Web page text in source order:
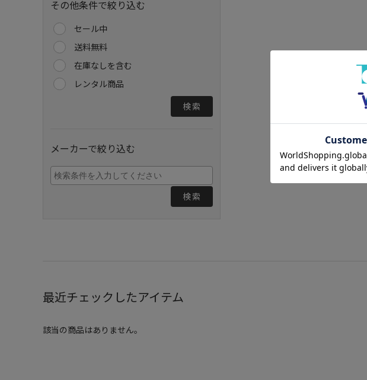
その他条件で絞り込む
セール中
送料無料
在庫なしを含む
レンタル商品
検索
メーカーで絞り込む
検索
最近チェックしたアイテム
該当の商品はありません。